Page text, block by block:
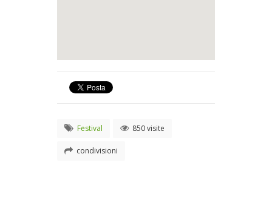
Festival 850 visite
condivisioni